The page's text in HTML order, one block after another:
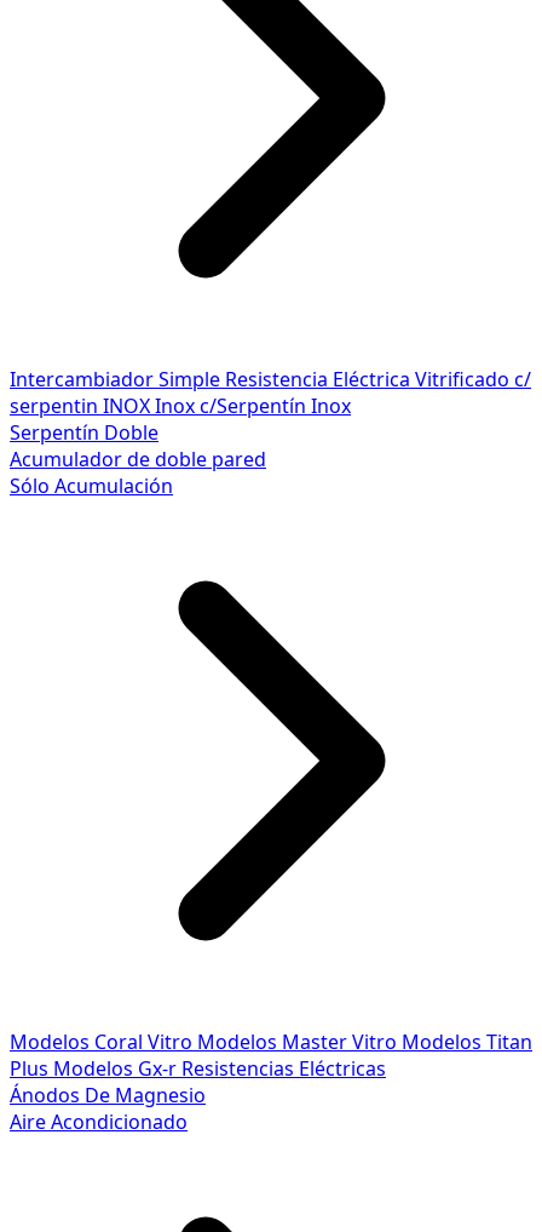
Intercambiador Simple Resistencia Eléctrica Vitrificado c/
serpentin INOXInox c/Serpentín Inox
Serpentín Doble
Acumulador de doble pared
Sólo Acumulación
Modelos Coral Vitro Modelos Master Vitro Modelos Titan
Plus Modelos Gx-r Resistencias Eléctricas
Ánodos De Magnesio
Aire Acondicionado